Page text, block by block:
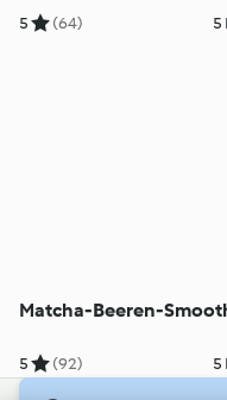
5 (64) 5
Matcha-Beeren-
5 (92) 5